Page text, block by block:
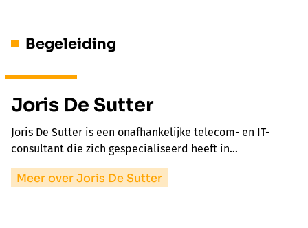
Begeleiding
Joris De Sutter
Joris De Sutter is een onafhankelijke telecom- en IT-
consultant die zich gespecialiseerd heeft in…
Meer over Joris De Sutter